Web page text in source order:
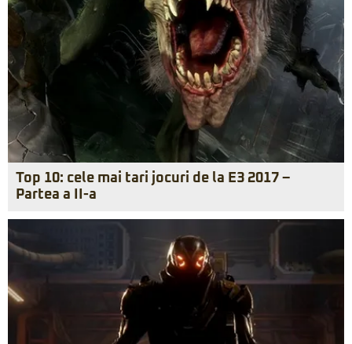
Top 10: cele mai tari jocuri de la E3 2017 –
Partea a II-a